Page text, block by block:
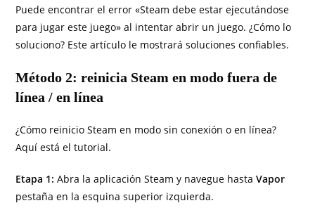
Puede encontrar el error «Steam debe estar ejecutándose
para jugar este juego» al intentar abrir un juego. ¿Cómo lo
soluciono? Este artículo le mostrará soluciones confiables.
Método 2: reinicia Steam en modo fuera de
línea / en línea
¿Cómo reinicio Steam en modo sin conexión o en línea?
Aquí está el tutorial.
Etapa 1: Abra la aplicación Steam y navegue hastaVapor
pestaña en la esquina superior izquierda.